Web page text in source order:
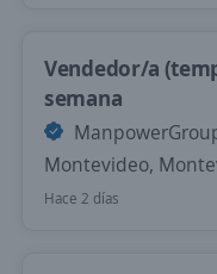
Vendedor/a
semana
Montevideo,
Hace 2 días